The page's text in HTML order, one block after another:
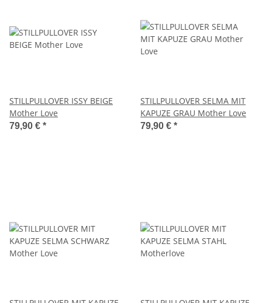
STILLPULLOVER ISSY BEIGE
Mother Love
79,90 € *
STILLPULLOVER SELMA MIT
KAPUZE GRAU Mother Love
79,90 € *